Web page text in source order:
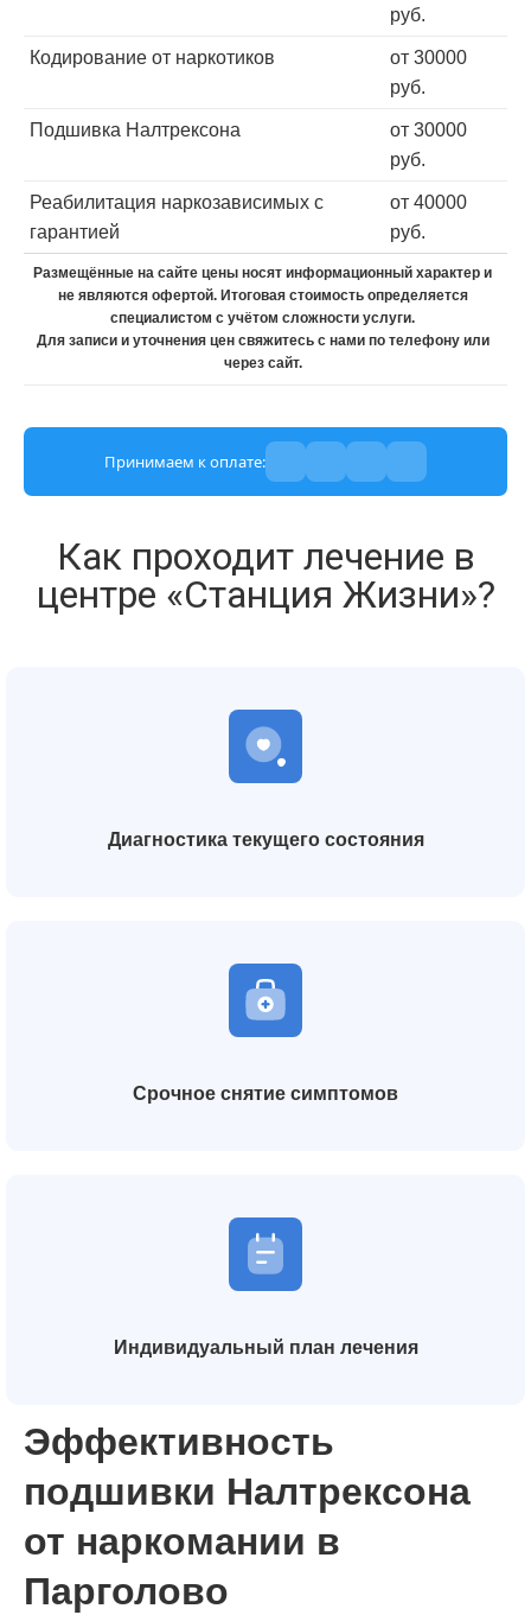
руб.
Кодирование от наркотиков
от 30000
руб.
Подшивка Налтрексона
от 30000
руб.
Реабилитация наркозависимых с
гарантией
от 40000
руб.
Размещённые на сайте цены носят информационный характер и
не являются офертой. Итоговая стоимость определяется
специалистом с учётом сложности услуги.
Для записи и уточнения цен свяжитесь с нами по телефону или
через сайт.
Принимаем к оплате:
Как проходит лечение в
центре «Станция Жизни»?
Диагностика текущего состояния
Срочное снятие симптомов
Индивидуальный план лечения
Эффективность
подшивки Налтрексона
от наркомании в
Парголово